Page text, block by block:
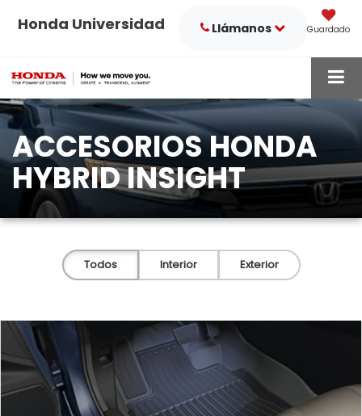
Honda Universidad Guardado
Llámanos
ACCESORIOS HONDA
HYBRID INSIGHT
Todos Interior Exterior